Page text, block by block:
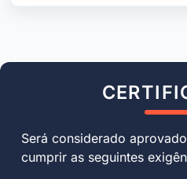
Será considerado
cumprir as seguintes